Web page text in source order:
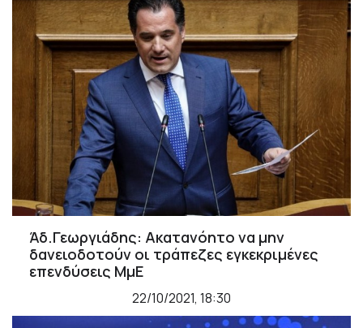
Άδ.Γεωργιάδης: Ακατανόητο να μην
δανειοδοτούν οι τράπεζες εγκεκριμένες
επενδύσεις ΜμΕ
22/10/2021, 18:30